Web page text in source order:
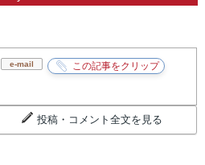
e-mail
投稿・コメント全文を見る